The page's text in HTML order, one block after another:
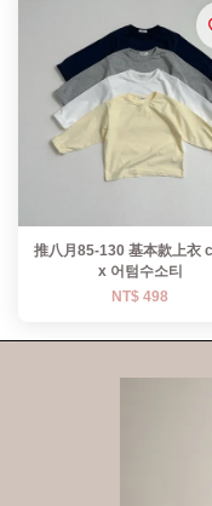
推八月85-130 基本款上衣
x 어텀수소티
NT$ 498